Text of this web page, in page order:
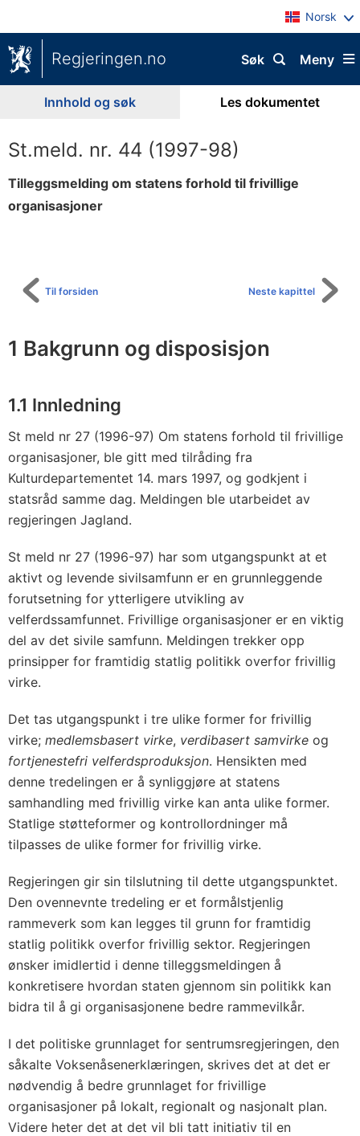
Norsk
Regjeringen.no Meny
Søk
Innhold og søk Les dokumentet
St.meld. nr. 44 (1997-98)
Tilleggsmelding om statens forhold til frivillige
organisasjoner
Neste kapittel
Til forsiden
1 Bakgrunn og disposisjon
1.1 Innledning
St meld nr 27 (1996-97) Om statens forhold til frivillige
organisasjoner, ble gitt med tilråding fra
Kulturdepartementet 14. mars 1997, og godkjent i
statsråd samme dag. Meldingen ble utarbeidet av
regjeringen Jagland.
St meld nr 27 (1996-97) har som utgangspunkt at et
aktivt og levende sivilsamfunn er en grunnleggende
forutsetning for ytterligere utvikling av
velferdssamfunnet. Frivillige organisasjoner er en viktig
del av det sivile samfunn. Meldingen trekker opp
prinsipper for framtidig statlig politikk overfor frivillig
virke.
Det tas utgangspunkt i tre ulike former for frivillig
virke; medlemsbasert virke, verdibasert samvirke og
fortjenestefri velferdsproduksjon. Hensikten med
denne tredelingen er å synliggjøre at statens
samhandling med frivillig virke kan anta ulike former.
Statlige støtteformer og kontrollordninger må
tilpasses de ulike former for frivillig virke.
Regjeringen gir sin tilslutning til dette utgangspunktet.
Den ovennevnte tredeling er et formålstjenlig
rammeverk som kan legges til grunn for framtidig
statlig politikk overfor frivillig sektor. Regjeringen
ønsker imidlertid i denne tilleggsmeldingen å
konkretisere hvordan staten gjennom sin politikk kan
bidra til å gi organisasjonene bedre rammevilkår.
I det politiske grunnlaget for sentrumsregjeringen, den
såkalte Voksenåsenerklæringen, skrives det at det er
nødvendig å bedre grunnlaget for frivillige
organisasjoner på lokalt, regionalt og nasjonalt plan.
Videre heter det at det vil bli tatt initiativ til en